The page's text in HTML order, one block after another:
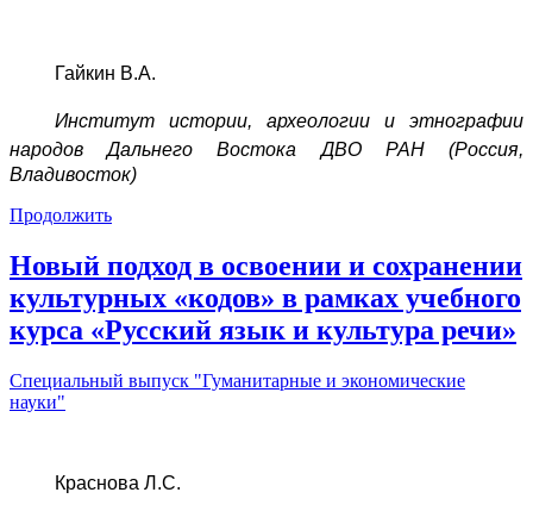
Гайкин В.А.
Институт истории, археологии и этнографии
народов Дальнего Востока
ДВО РАН (Россия,
Владивосток)
Продолжить
Новый подход в освоении и сохранении
культурных «кодов» в рамках учебного
курса «Русский язык и культура речи»
Специальный выпуск "Гуманитарные и экономические
науки"
Краснова Л.С.